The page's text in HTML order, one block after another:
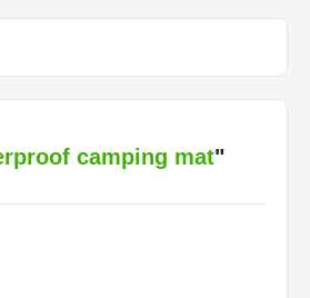
camping mat"